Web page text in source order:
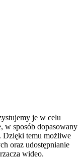
je w celu
w sposób dopasowany
temu możliwe
oraz udostępnianie
wideo.